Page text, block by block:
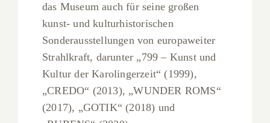
das Museum auch für seine großen
kunst- und kulturhistorischen
Sonderausstellungen von europaweiter
Strahlkraft, darunter „799 – Kunst und
Kultur der Karolingerzeit“ (1999),
„CREDO“ (2013), „WUNDER ROMS“
(2017), „GOTIK“ (2018) und